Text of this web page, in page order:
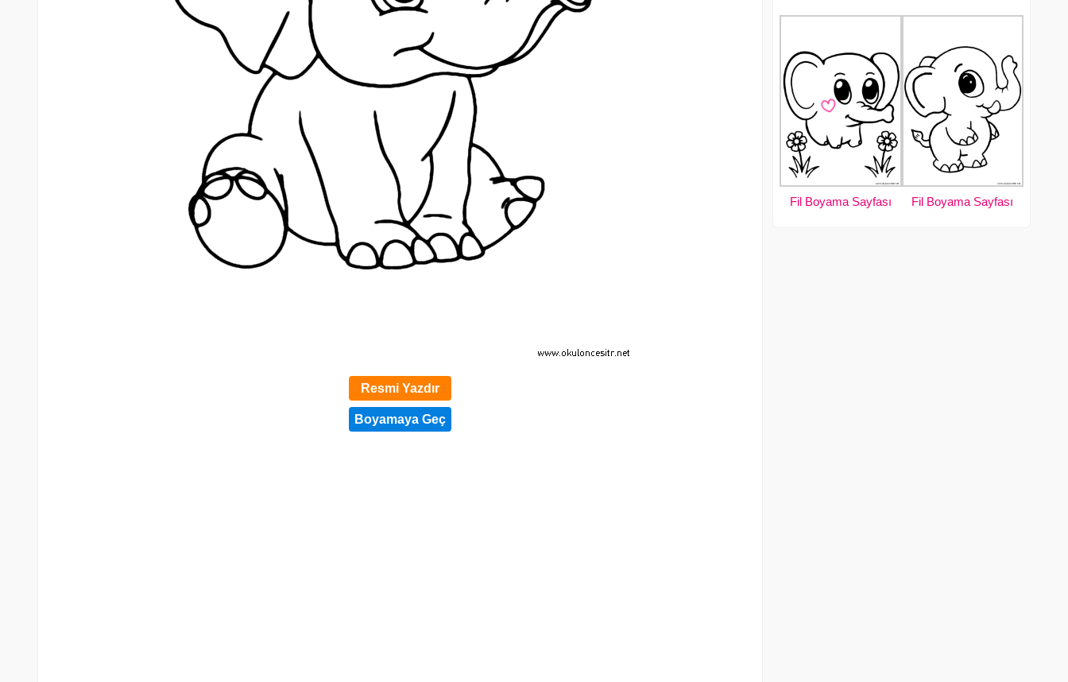
Resmi Yazdır
Fil Boyama Sayfası Fil Boyama Sayfası